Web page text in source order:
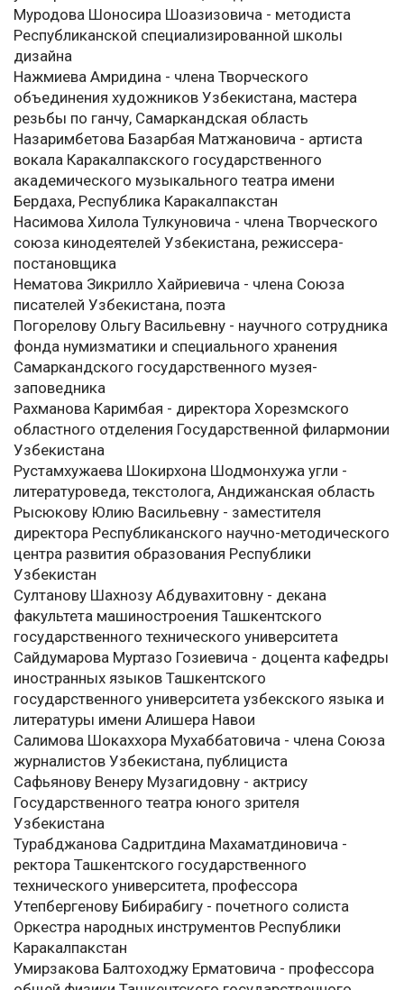
Муродова Шоносира Шоазизовича - методиста
Республиканской специализированной школы
дизайна
Нажмиева Амридина - члена Творческого
объединения художников Узбекистана, мастера
резьбы по ганчу, Самаркандская область
Назаримбетова Базарбая Матжановича - артиста
вокала Каракалпакского государственного
академического музыкального театра имени
Бердаха, Республика Каракалпакстан
Насимова Хилола Тулкуновича - члена Творческого
союза кинодеятелей Узбекистана, режиссера-
постановщика
Нематова Зикрилло Хайриевича - члена Союза
писателей Узбекистана, поэта
Погорелову Ольгу Васильевну - научного сотрудника
фонда нумизматики и специального хранения
Самаркандского государственного музея-
заповедника
Рахманова Каримбая - директора Хорезмского
областного отделения Государственной филармонии
Узбекистана
Рустамхужаева Шокирхона Шодмонхужа угли -
литературоведа, текстолога, Андижанская область
Рысюкову Юлию Васильевну - заместителя
директора Республиканского научно-методического
центра развития образования Республики
Узбекистан
Султанову Шахнозу Абдувахитовну - декана
факультета машиностроения Ташкентского
государственного технического университета
Сайдумарова Муртазо Гозиевича - доцента кафедры
иностранных языков Ташкентского
государственного университета узбекского языка и
литературы имени Алишера Навои
Салимова Шокаххора Мухаббатовича - члена Союза
журналистов Узбекистана, публициста
Сафьянову Венеру Музагидовну - актрису
Государственного театра юного зрителя
Узбекистана
Турабджанова Садритдина Махаматдиновича -
ректора Ташкентского государственного
технического университета, профессора
Утепбергенову Бибирабигу - почетного солиста
Оркестра народных инструментов Республики
Каракалпакстан
Умирзакова Балтоходжу Ерматовича - профессора